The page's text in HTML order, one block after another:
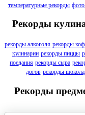
температурные рекорды
Рекорды
рекорды алкоголя рекорды
кулинарии рекорды пиццы
поедания рекорды сыра
догов рекорды
Рекорды